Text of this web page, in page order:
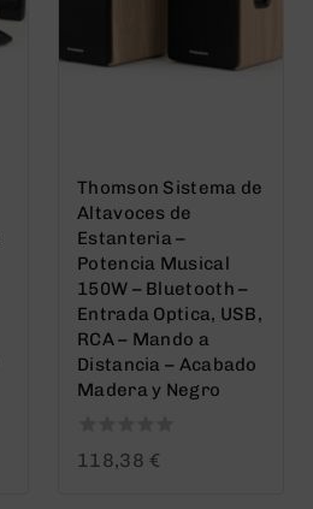
Thomson Sistema de
Altavoces de
Estanteria –
Potencia Musical
150W – Bluetooth –
Entrada Optica, USB,
RCA – Mando a
Distancia – Acabado
Madera y Negro
0118,38 €